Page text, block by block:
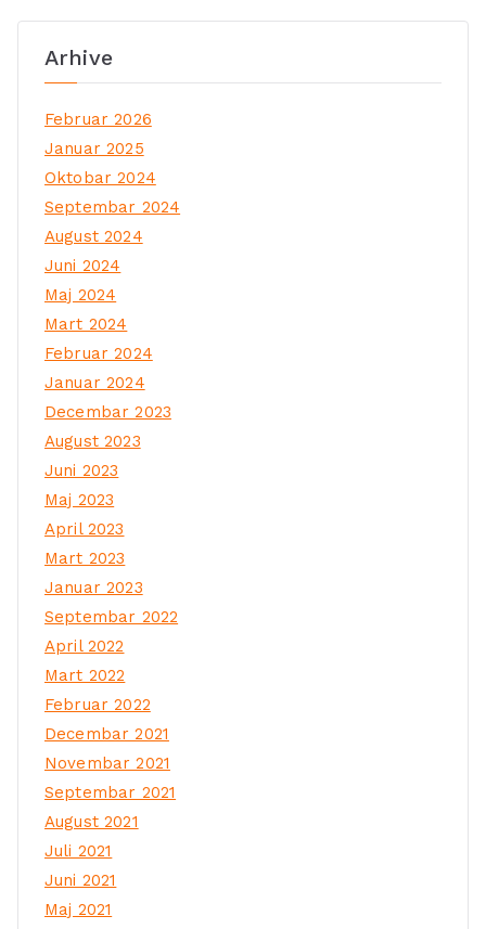
Arhive
Februar 2026
Januar 2025
Oktobar 2024
Septembar 2024
August 2024
Juni 2024
Maj 2024
Mart 2024
Februar 2024
Januar 2024
Decembar 2023
August 2023
Juni 2023
Maj 2023
April 2023
Mart 2023
Januar 2023
Septembar 2022
April 2022
Mart 2022
Februar 2022
Decembar 2021
Novembar 2021
Septembar 2021
August 2021
Juli 2021
Juni 2021
Maj 2021